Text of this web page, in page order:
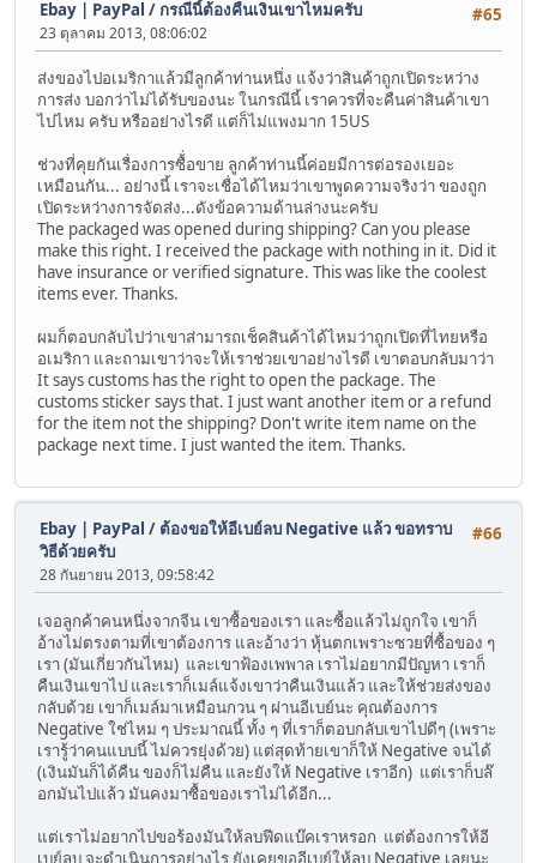
#65
Ebay | PayPal / กรณีนี้ต้องคืนเงินเขาไหมครับ
23 ตุลาคม 2013, 08:06:02
ส่งของไปอเมริกาแล้วมีลูกค้าท่านหนึ่ง แจ้งว่าสินค้าถูกเปิดระหว่าง
การส่ง บอกว่าไม่ได้รับของนะ ในกรณีนี้ เราควรที่จะคืนค่าสินค้าเขา
ไปไหม ครับ หรืออย่างไรดี แต่ก็ไม่แพงมาก 15US
ช่วงที่คุยกันเรื่องการซื้่อขาย ลูกค้าท่านนี้ค่อยมีการต่อรองเยอะ
เหมือนกัน... อย่างนี้ เราจะเชื่อได้ไหมว่าเขาพูดความจริงว่า ของถูก
เปิดระหว่างการจัดส่ง...ดังข้อความด้านล่างนะครับ
The packaged was opened during shipping? Can you please
make this right. I received the package with nothing in it. Did it
have insurance or verified signature. This was like the coolest
items ever. Thanks.
ผมก็ตอบกลับไปว่าเขาส่ามารถเช็คสินค้าได้ไหมว่าถูกเปิดที่ไทยหรือ
อเมริกา และถามเขาว่าจะให้เราช่วยเขาอย่างไรดี เขาตอบกลับมาว่า
It says customs has the right to open the package. The
customs sticker says that. I just want another item or a refund
for the item not the shipping? Don't write item name on the
package next time. I just wanted the item. Thanks.
#66
Ebay | PayPal / ต้องขอให้อีเบย์ลบ Negative แล้ว ขอทราบ
วิธีด้วยครับ
28 กันยายน 2013, 09:58:42
เจอลูกค้าคนหนึ่งจากจีน เขาซื้อของเรา และซื้อแล้วไม่ถูกใจ เขาก็
อ้างไม่ตรงตามที่เขาต้องการ และอ้างว่า หุ้นตกเพราะซวยที่ซื้อของ ๆ
เรา (มันเกี่ยวกันไหม) และเขาฟ้องเพพาล เราไม่อยากมีปัญหา เราก็
คืนเงินเขาไป และเราก็เมล์แจ้งเขาว่าคืนเงินแล้ว และให้ช่วยส่งของ
กลับด้วย เขาก็เมล์มาเหมือนกวน ๆ ผ่านอีเบย์นะ คุณต้องการ
Negative ใช่ไหม ๆ ประมาณนี้ ทั้ง ๆ ที่เราก็ตอบกลับเขาไปดีๆ (เพราะ
เรารู้ว่าคนแบบนี้ ไม่ควรยุ่งด้วย) แต่สุดท้ายเขาก็ให้ Negative จนได้
(เงินมันก็ได้คืน ของก็ไม่คืน และยังให้ Negative เราอีก) แต่เราก็บล๊
อกมันไปแล้ว มันคงมาซื้อของเราไม่ได้อีก...
แต่เราไม่อยากไปขอร้องมันให้ลบฟีดแบ๊คเราหรอก แต่ต้องการให้อี
เบย์ลบ จะดำเนินการอย่างไร ยังเคยขออีเบย์ให้ลบ Negative เลยนะ